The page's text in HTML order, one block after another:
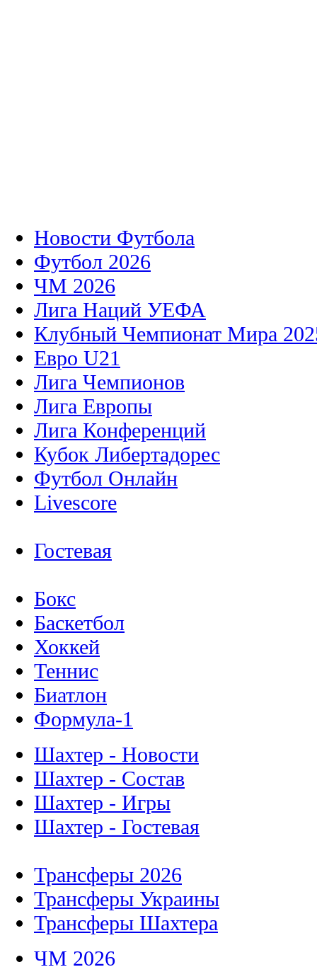
Новости Футбола
Футбол 2026
ЧМ 2026
Лига Наций УЕФА
Клубный Чемпионат Мира
Евро U21
Лига Чемпионов
Лига Европы
Лига Конференций
Кубок Либертадорес
Футбол Онлайн
Livescore
Гостевая
Бокс
Баскетбол
Хоккей
Теннис
Биатлон
Формула-1
Шахтер - Новости
Шахтер - Состав
Шахтер - Игры
Шахтер - Гостевая
Трансферы 2026
Трансферы Украины
Трансферы Шахтера
ЧМ 2026